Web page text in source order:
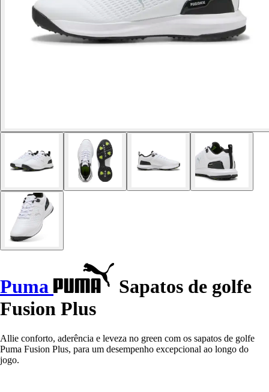
Puma
Sapatos de golfe
Fusion Plus
Allie conforto, aderência e leveza no green com os sapatos de golfe
Puma Fusion Plus, para um desempenho excepcional ao longo do
jogo.